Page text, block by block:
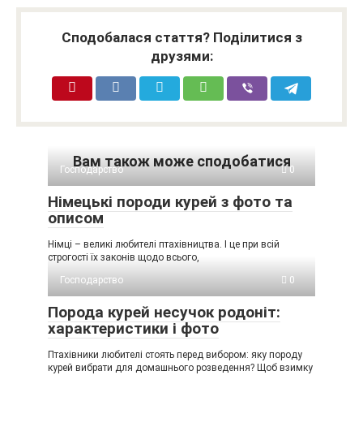
Сподобалася стаття? Поділитися з
друзями:
Вам також може сподобатися
Господарство 0
Німецькі породи курей з фото та
описом
Німці – великі любителі птахівництва. І це при всій
строгості їх законів щодо всього,
Господарство
0
Порода курей несучок родоніт:
характеристики і фото
Птахівники любителі стоять перед вибором: яку породу
курей вибрати для домашнього розведення? Щоб взимку